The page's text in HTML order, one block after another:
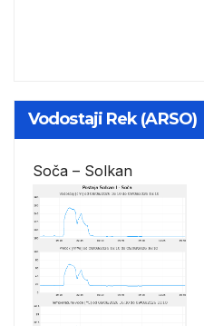
Vodostaji Rek (ARSO)
Soča – Solkan